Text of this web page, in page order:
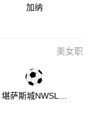
加纳
美女职
堪萨斯城NWSL女